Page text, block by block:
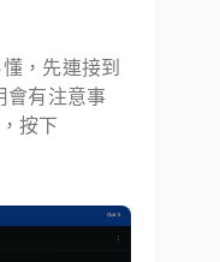
，先連接到
會有注意事
按下